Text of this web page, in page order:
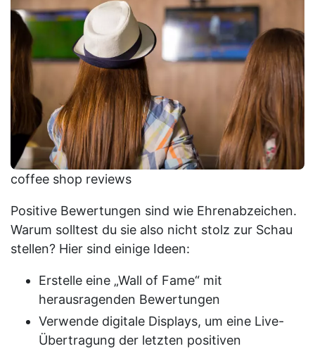
coffee shop reviews
Positive Bewertungen sind wie Ehrenabzeichen.
Warum solltest du sie also nicht stolz zur Schau
stellen? Hier sind einige Ideen:
Erstelle eine „Wall of Fame“ mit
herausragenden Bewertungen
Verwende digitale Displays, um eine Live-
Übertragung der letzten positiven